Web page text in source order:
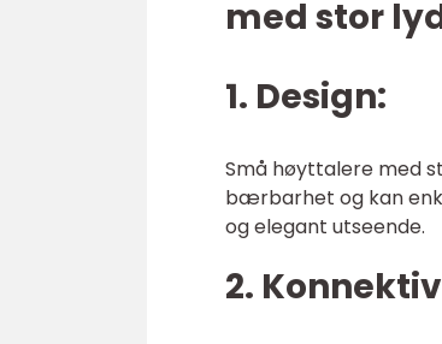
med stor
1. Design:
Små høyttalere med
bærbarhet og kan
og elegant utseende.
2.